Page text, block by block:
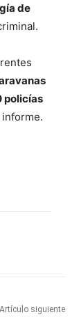
de
policías
informe.
Artículo siguiente